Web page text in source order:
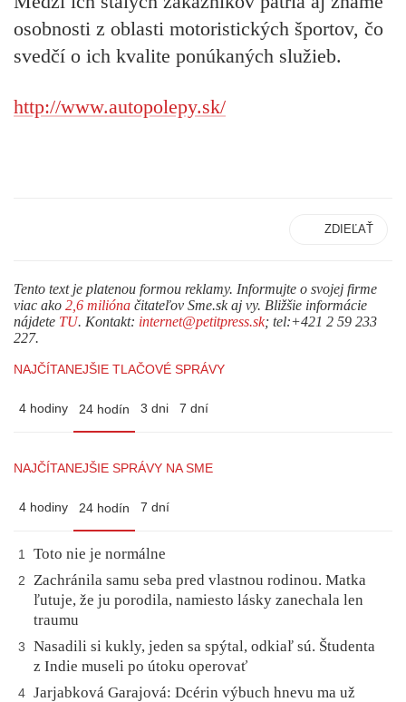
osobnosti z oblasti motoristických športov, čo
svedčí o ich kvalite ponúkaných služieb.
http://www.autopolepy.sk/
ZDIEĽAŤ
Tento text je platenou formou reklamy. Informujte o svojej firme
viac ako 2,6 milióna čitateľov Sme.sk aj vy. Bližšie informácie
nájdete TU. Kontakt: internet@petitpress.sk; tel:+421 2 59 233
227.
NAJČÍTANEJŠIE TLAČOVÉ SPRÁVY
4 hodiny 24 hodín 3 dni 7 dní
NAJČÍTANEJŠIE SPRÁVY NA SME
4 hodiny 24 hodín 7 dní
1 Toto nie je normálne
2
Zachránila samu seba pred vlastnou rodinou. Matka
ľutuje, že ju porodila, namiesto lásky zanechala len
traumu
3
Nasadili si kukly, jeden sa spýtal, odkiaľ sú. Študenta
z Indie museli po útoku operovať
4 Jarjabková Garajová: Dcérin výbuch hnevu ma už